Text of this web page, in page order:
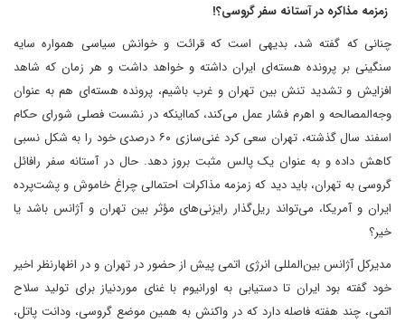
زمزمه مذاکره در آستانه سفر گروسی؟!
چنانی که گفته شد، بدیهی است که قرائت و خوانش سیاسی همواره سایه
سنگینی بر پرونده هسته‌ای ایران داشته و خواهد داشت و هر زمان که شاهد
افزایش و تشدید تنش بین تهران و غرب باشیم، پرونده هسته‌ای هم به عنوان
وجه‌المصالحه و اهرم فشار عمل می‌کند، کما‌اینکه در نشست فصلی شورای حکام
اسفند‌ سال گذشته، تهران سعی کرد غنی‌سازی ۶۰ درصدی خود را به شکل نسبی
کاهش داده و به عنوان یک پالس مثبت بروز دهد. حال در آستانه سفر رافائل
گروسی به تهران، باید دید که زمزمه مذاکرات احتمالی چراغ خاموش و پشت‌پرده
ایران و آمریکا، می‌تواند ریل‌گذار رایزنی‌های مؤثر بین تهران و آژانس باشد یا
خیر؟
مدیرکل آژانس بین‌المللی انرژی اتمی پیش از حضور در تهران و در اظهارنظر اخیر
خود گفته بود ایران تا دستیابی به اورانیوم با غنای مورد‌نیاز برای تولید سلاح
اتمی، چند هفته فاصله دارد که در واکنش به همین موضع گروسی، ودانت پاتل،